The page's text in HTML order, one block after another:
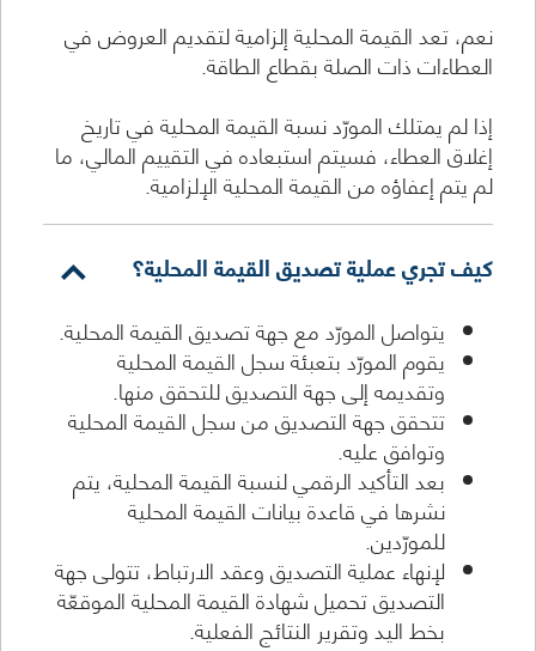
نعم، تعد القيمة المحلية إلزامية لتقديم العروض في
العطاءات ذات الصلة بقطاع الطاقة.
إذا لم يمتلك المورّد نسبة القيمة المحلية في تاريخ
إغلاق العطاء، فسيتم استبعاده في التقييم المالي، ما
لم يتم إعفاؤه من القيمة المحلية الإلزامية.
كيف تجري عملية تصديق القيمة المحلية؟
يتواصل المورّد مع جهة تصديق القيمة المحلية.
يقوم المورّد بتعبئة سجل القيمة المحلية
وتقديمه إلى جهة التصديق للتحقق منها.
تتحقق جهة التصديق من سجل القيمة المحلية
وتوافق عليه.
بعد التأكيد الرقمي لنسبة القيمة المحلية، يتم
نشرها في قاعدة بيانات القيمة المحلية
للمورّدين.
لإنهاء عملية التصديق وعقد الارتباط، تتولى جهة
التصديق تحميل شهادة القيمة المحلية الموقعّة
بخط اليد وتقرير النتائج الفعلية.